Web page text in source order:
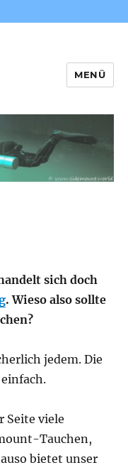
MENÜ
sich doch
. Wieso also sollte
jedem. Die
Seite viele
Tauchen,
bietet unser